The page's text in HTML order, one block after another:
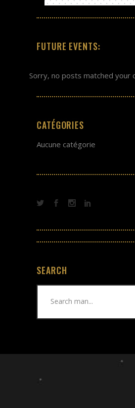
FUTURE EVENTS:
Sorry, no posts matched your
CATÉGORIES
Aucune catégorie
SEARCH